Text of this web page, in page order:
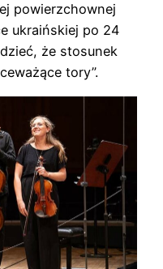
powierzchownej
ukraińskiej po 24
że stosunek
tory”.